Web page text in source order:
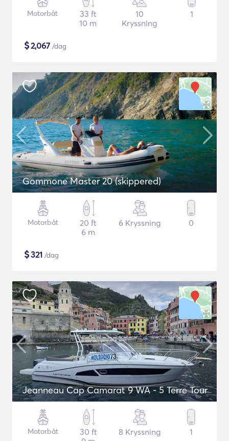
Motorbåt
33 ft
10 m
10
Kryssning
1
$2,067 /dag
Gommone Master 20 (skippered)
Motorbåt
20 ft
6 m
6 Kryssning 0
$321 /dag
Jeanneau Cap Camarat 9 WA - 5 Terre Tour
Motorbåt
30 ft
8 Kryssning 1